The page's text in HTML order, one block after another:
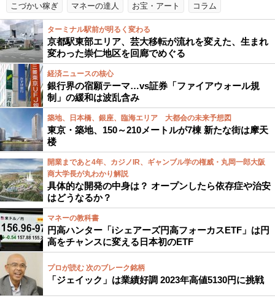
こづかい稼ぎ マネーの達人 お宝・アート コラム
ターミナル駅前が明るく変わる
京都駅東部エリア、芸大移転が流れを変えた、生まれ
変わった崇仁地区を回廊でめぐる
経済ニュースの核心
銀行界の宿願テーマ…vs証券「ファイアウォール規
制」の緩和は波乱含み
築地、日本橋、銀座、臨海エリア 大都会の未来予想図
東京・築地、150～210メートルが7棟 新たな街は摩天
楼
開業まであと4年、カジノIR、ギャンブル学の権威・丸岡一郎大阪
商大学長が丸わかり解説
具体的な開発の中身は？ オープンしたら依存症や治安
はどうなるか？
マネーの教科書
円高ハンター「iシェアーズ円高フォーカスETF」は円
高をチャンスに変える日本初のETF
プロが読む 次のブレーク銘柄
「ジェイック」は業績好調 2023年高値5130円に挑戦